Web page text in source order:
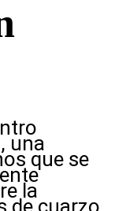
una
que se
la
de cuarzo